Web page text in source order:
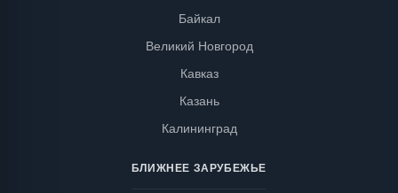
Байкал
Великий Новгород
Кавказ
Казань
Калининград
БЛИЖНЕЕ ЗАРУБЕЖЬЕ